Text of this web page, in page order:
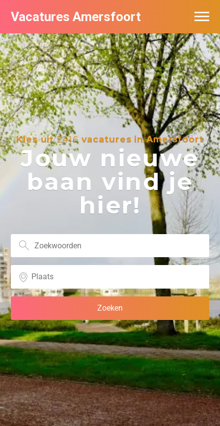
Vacatures Amersfoort
Kies uit2416vacatures in Amersfoort
Jouw nieuwe
baan vind je
hier!
Vacatures per bedrijf
De populairste vacatures in Amersfoort
Nieuwsbrief feed